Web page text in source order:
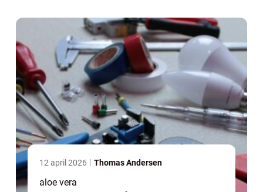
12 april 2026 Thomas Andersen
aloe vera